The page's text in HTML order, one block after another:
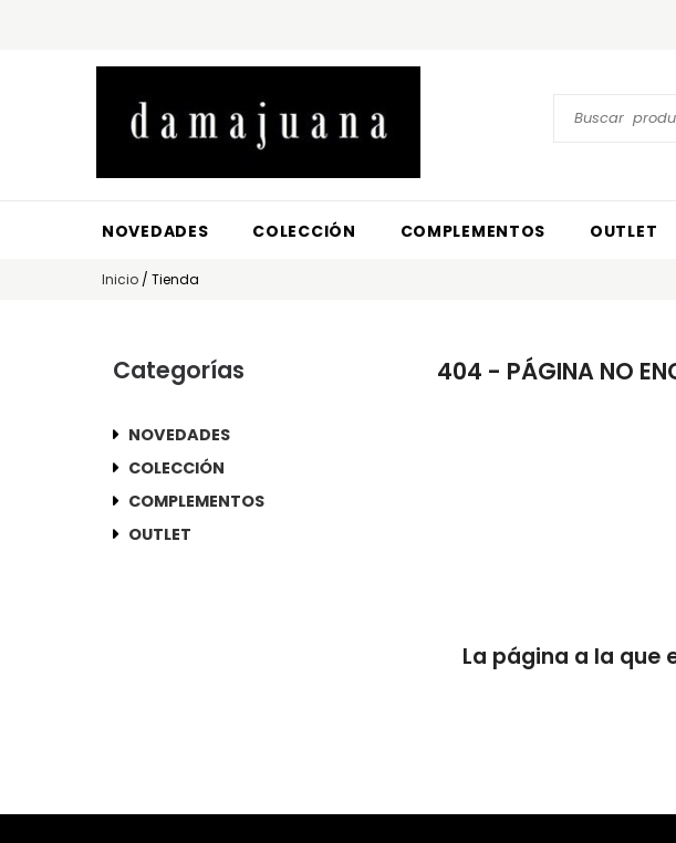
NOVEDADES COLECCIÓN COMPLEMENTOS OUTLET
Inicio / Tienda
404 - PÁGINA NO
La página a la que
Categorías
NOVEDADES
COLECCIÓN
COMPLEMENTOS
OUTLET